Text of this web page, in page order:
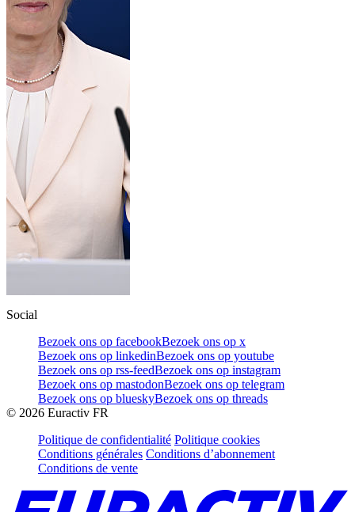
Social
Bezoek ons op facebookBezoek ons op x
Bezoek ons op linkedinBezoek ons op youtube
Bezoek ons op rss-feedBezoek ons op instagram
Bezoek ons op mastodonBezoek ons op telegram
Bezoek ons op blueskyBezoek ons op threads
© 2026 Euractiv FR
Politique de confidentialité Politique cookies
Conditions générales Conditions d’abonnement
Conditions de vente